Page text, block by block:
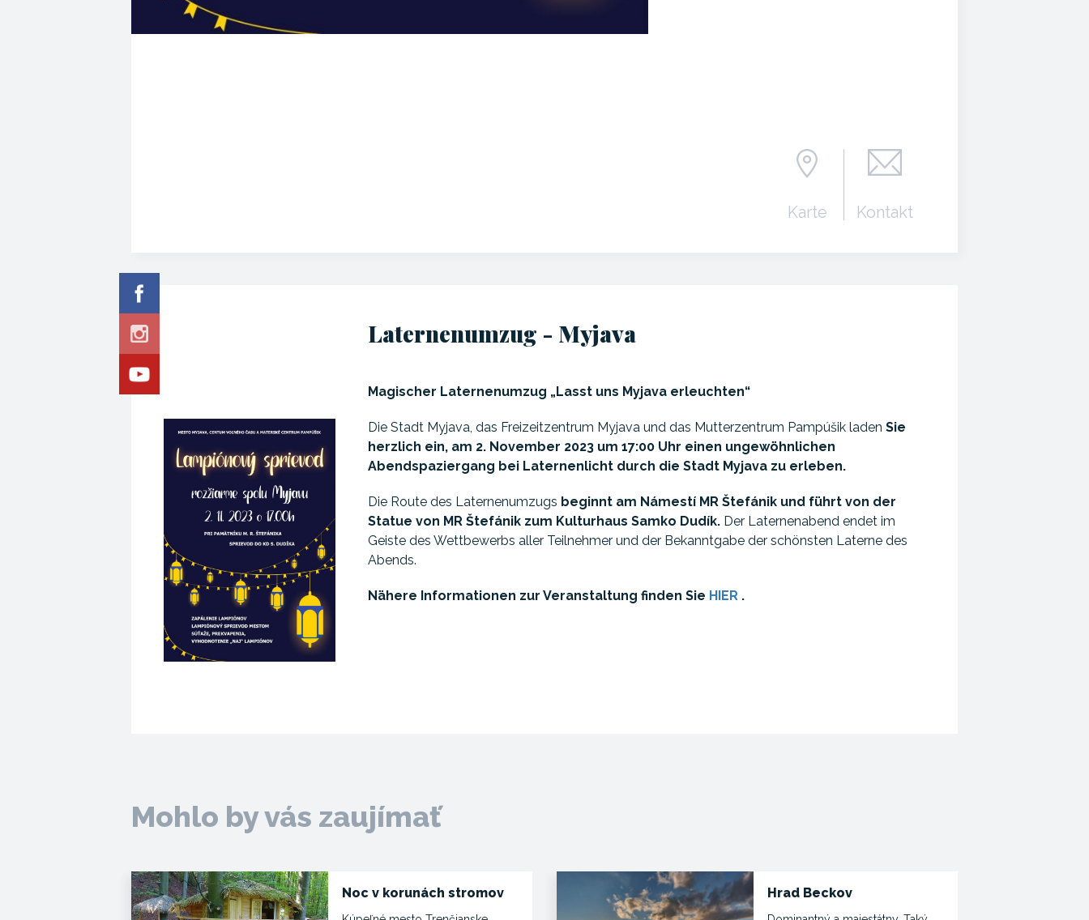
Karte Kontakt
Laternenumzug - Myjava
Magischer Laternenumzug „Lasst uns Myjava erleuchten“
Die Stadt Myjava, das Freizeitzentrum Myjava und das Mutterzentrum Pampúšik ladenSie
herzlich ein, am 2. November 2023 um 17:00 Uhr einen ungewöhnlichen
Abendspaziergang bei Laternenlicht durch die Stadt Myjava zu erleben.
Die Route des Laternenumzugs beginnt am Námestí MR Štefánik und führt von der
Statue von MR Štefánik zum Kulturhaus Samko Dudík. Der Laternenabend endet im
Geiste des Wettbewerbs aller Teilnehmer und der Bekanntgabe der schönsten Laterne des
Abends.
Nähere Informationen zur Veranstaltung finden Sie HIER .
Mohlo by vás zaujímať
Noc v korunách stromov Hrad Beckov